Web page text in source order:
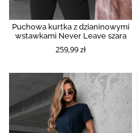
Puchowa kurtka z dzianinowymi
wstawkami Never Leave szara
259,99 zł